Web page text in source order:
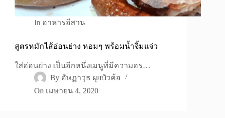
In อาหารอีสาน
สูตรหมักไส้อ่อนย่าง หอมๆ พร้อมน้ำจิ้มแจ่ว
ใส่อ่อนย่าง เป็นอีกหนึ่งเมนูที่มีความอร…
By อัษฏาวุธ ผุยบัวค้อ
On เมษายน 4, 2020